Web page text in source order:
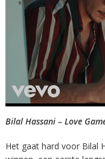
Bilal Hassani – Love
Het gaat hard voor Bilal